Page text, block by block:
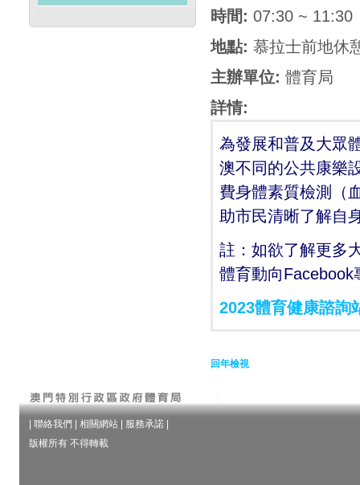
時間: 07:30 ~ 11:30
地點: 慕拉士前地休
主辦單位: 體育局
詳情:
為發展和普及大眾
澳不同的公共康樂
費身體素質檢測（
助市民清晰了解自
註：如欲了解更多
體育動向Facebook
2023體育健康諮詢
回年檢視
聯絡我們 相關網站 服務承諾
版權所有 不得轉載